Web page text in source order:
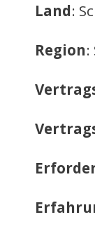
Land:
Region: